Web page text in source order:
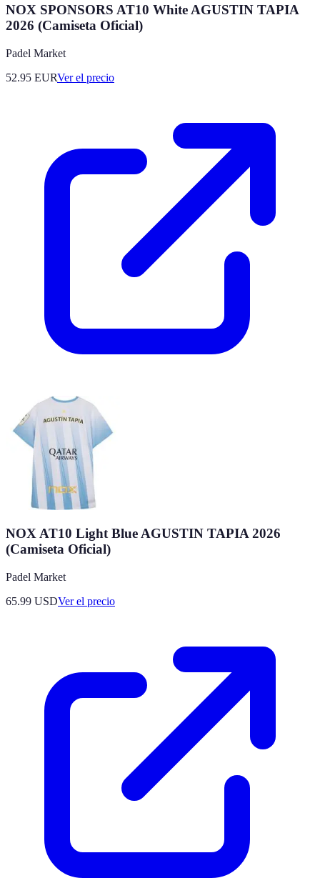
NOX SPONSORS AT10 White AGUSTIN TAPIA
2026 (Camiseta Oficial)
Padel Market
52.95 EURVer el precio
NOX AT10 Light Blue AGUSTIN TAPIA 2026
(Camiseta Oficial)
Padel Market
65.99 USDVer el precio